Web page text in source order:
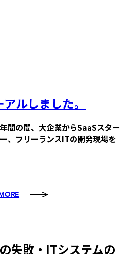
ルしました。
間の間、大企業からSaaSスター
、フリーランスITの開発現場を
失敗・ITシステムの